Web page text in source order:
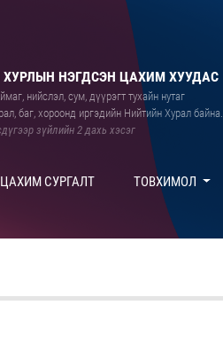
НЭГДСЭН ЦАХИМ ХУУДАС
нийслэл, сум, дүүрэгт тухайн нутаг
баг, хороонд иргэдийн Нийтийн Хурал байна.
зүйлийн 2 дахь хэсэг
ЦАХИМ СУРГАЛТ ТОВХИМОЛ